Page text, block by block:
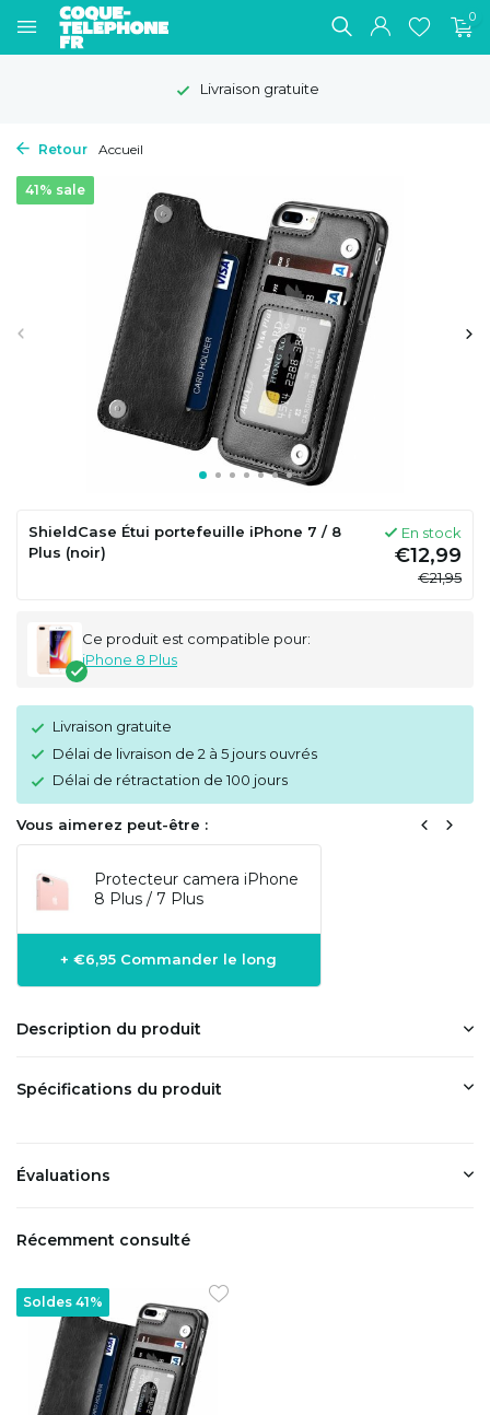
0
Livraison gratuite
Retour Accueil
41% sale
ShieldCase Étui portefeuille iPhone 7 / 8
Plus (noir)
En stock
€12,99
€21,95
Ce produit est compatible pour:
iPhone 8 Plus
Livraison gratuite
Délai de livraison de 2 à 5 jours ouvrés
Délai de rétractation de 100 jours
Vous aimerez peut-être :
Protecteur camera iPhone
8 Plus / 7 Plus
+ €6,95 Commander le long
Description du produit
Spécifications du produit
Évaluations
Récemment consulté
Soldes 41%